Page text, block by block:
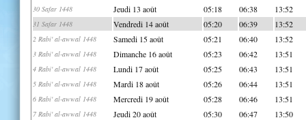
30 Safar 1448 Jeudi 13 août 05:18 06:38 13:52
31 Safar 1448 Vendredi 14 août 05:20 06:39 13:52
2 Rabi' al-awwal 1448 Samedi 15 août 05:21 06:40 13:52
3 Rabi' al-awwal 1448 Dimanche 16 août 05:23 06:42 13:51
4 Rabi' al-awwal 1448 Lundi 17 août 05:25 06:43 13:51
5 Rabi' al-awwal 1448 Mardi 18 août 05:26 06:44 13:51
6 Rabi' al-awwal 1448 Mercredi 19 août 05:28 06:46 13:51
7 Rabi' al-awwal 1448 Jeudi 20 août 05:30 06:47 13:50